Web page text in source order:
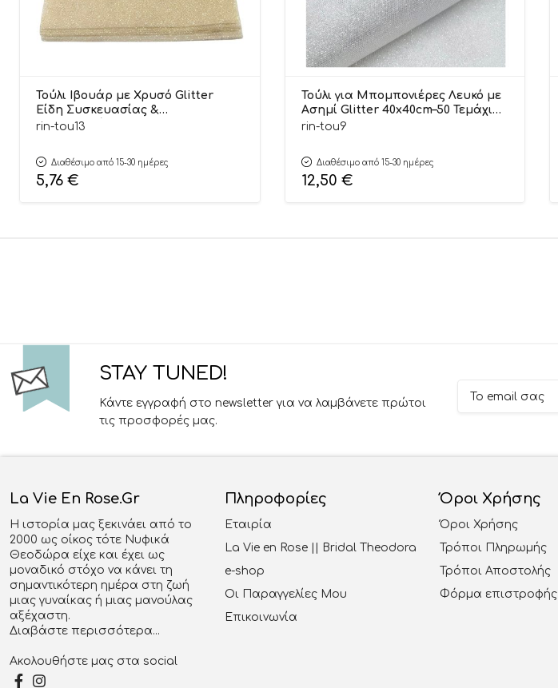
Τούλι Ιβουάρ με Χρυσό Glitter
Είδη Συσκευασίας &
Μπομπονιέρας 25x25cm
rin-tou13
Διαθέσιμο από 15-30 ημέρες
5,76 €
Τούλι για Μπομπονιέρες Λευκό με
Ασημί Glitter 40x40cm–50 Τεμάχια |
ΤΟΥ9 Riniotis
rin-tou9
Διαθέσιμο από 15-30 ημέρες
12,50 €
STAY TUNED!
Κάντε εγγραφή στο newsletter για να λαμβάνετε πρώτοι
τις προσφορές μας.
La Vie En Rose.gr
Η ιστορία μας ξεκινάει από το
2000 ως οίκος τότε Νυφικά
Θεοδώρα είχε και έχει ως
μοναδικό στόχο να κάνει τη
σημαντικότερη ημέρα στη ζωή
μιας γυναίκας ή μιας μανούλας
αξέχαστη.
Διαβάστε περισσότερα...
Ακολουθήστε μας στα social
Πληροφορίες
Εταιρία
La Vie en Rose || Bridal Theodora
e-shop
Οι Παραγγελίες Μου
Επικοινωνία
Όροι Χρήσης
Όροι Χρήσης
Τρόποι Πληρωμής
Τρόποι Αποστολής
Φόρμα επιστροφής